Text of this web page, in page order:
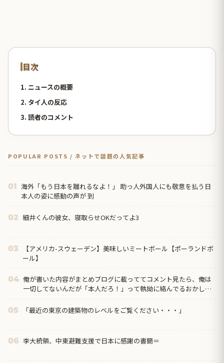
目次
1. ニュースの概要
2. タイ人の反応
3. 読者のコメント
POPULAR POSTS / ネットで話題の人気記事
01 海外「もう日本を離れるなよ！」 助っ人外国人にも敬意を払う日
本人の姿に感動の声が 到
02 細井くんの彼女、寝取らせOKだってよ3
03
【アメリカ-スウェーデン】美味しいミートボール【ポーランドボ
ール】
04 俺が書いた内容がまとめブログに載っててコメント見たら、俺は
一切してないんだが「本人だろ！」って執拗に絡んでるおかしな
05 「最近の東京の建築物のレベルをご覧ください・・・」
06 李大統領、中東避難支援で日本に感謝の書簡＝